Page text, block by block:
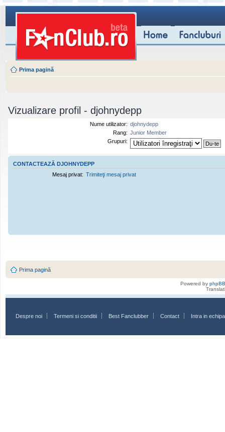
Prima pagină
Vizualizare profil - djohnydepp
Nume utilizator: djohnydepp
Rang: Junior Member
Grupuri:
CONTACTEAZĂ DJOHNYDEPP
Mesaj privat: Trimiteţi mesaj privat
Prima pagină
Powered by phpBB
Despre noi Termeni si conditii Best Fanclubber Contact Intra in